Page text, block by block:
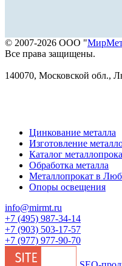
© 2007-2026 ООО "
Все права защищены.
140070, Московской обл.,
Цинкование металла
Изготовление
Каталог
Обработка металла
Металлопрокат в
Опоры освещения
info@mirmt.ru
+7 (495) 987-34-14
+7 (903) 503-17-57
+7 (977) 977-90-70